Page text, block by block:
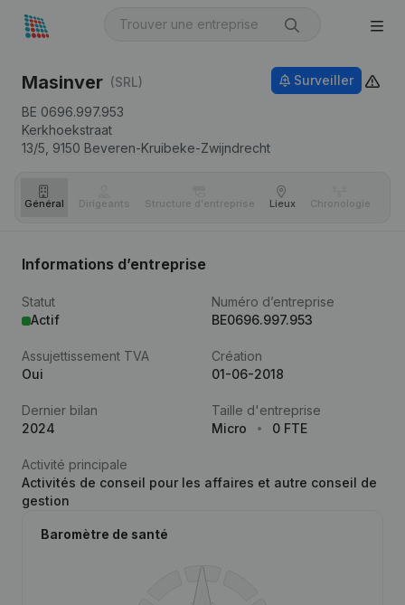
Masinver (SRL)
BE 0696.997.953
Kerkhoekstraat
13/5, 9150 Beveren-Kruibeke-Zwijndrecht
Surveiller
Général Dirigeants Structure d'entreprise Lieux Chronologie
Informations d’entreprise
Statut
Actif
Numéro d’entreprise
BE0696.997.953
Assujettissement TVA
Oui
Création
01-06-2018
Dernier bilan
2024
Taille d'entreprise
Micro
0 FTE
Activité principale
Activités de conseil pour les affaires et autre conseil de
gestion
Baromètre de santé